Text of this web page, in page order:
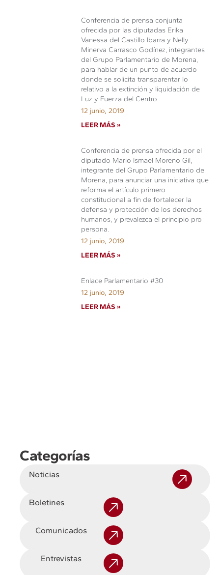
Conferencia de prensa conjunta
ofrecida por las diputadas Erika
Vanessa del Castillo Ibarra y Nelly
Minerva Carrasco Godínez, integrantes
del Grupo Parlamentario de Morena,
para hablar de un punto de acuerdo
donde se solicita transparentar lo
relativo a la extinción y liquidación de
Luz y Fuerza del Centro.
12 junio, 2019
LEER MÁS »
Conferencia de prensa ofrecida por el
diputado Mario Ismael Moreno Gil,
integrante del Grupo Parlamentario de
Morena, para anunciar una iniciativa que
reforma el artículo primero
constitucional a fin de fortalecer la
defensa y protección de los derechos
humanos, y prevalezca el principio pro
persona.
12 junio, 2019
LEER MÁS »
Enlace Parlamentario #30
12 junio, 2019
LEER MÁS »
Categorías
Noticias
Boletines
Comunicados
Entrevistas